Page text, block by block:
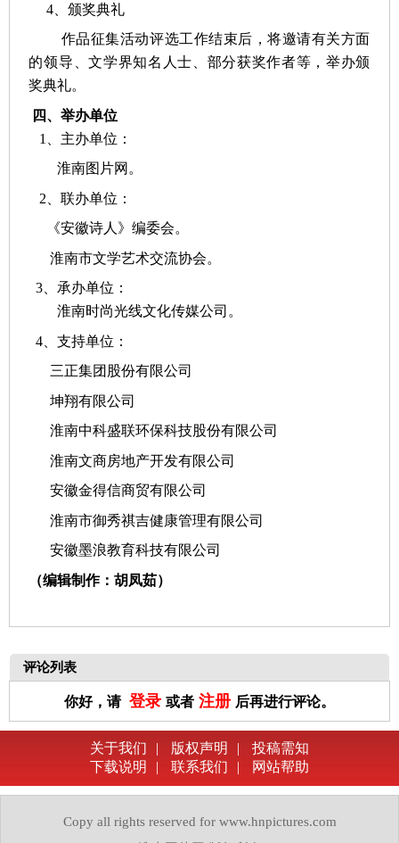
4、颁奖典礼
作品征集活动评选工作结束后，将邀请有关方面
的领导、文学界知名人士、部分获奖作者等，举办颁
奖典礼。
四、举办单位
1、主办单位：
淮南图片网。
2、联办单位：
《安徽诗人》编委会。
淮南市文学艺术交流协会。
3、承办单位：
淮南时尚光线文化传媒公司。
4、支持单位：
三正集团股份有限公司
坤翔有限公司
淮南中科盛联环保科技股份有限公司
淮南文商房地产开发有限公司
安徽金得信商贸有限公司
淮南市御秀祺吉健康管理有限公司
安徽墨浪教育科技有限公司
（编辑制作：胡凤茹）
评论列表
你好，请 登录 或者 注册 后再进行评论。
关于我们 | 版权声明 |
投稿需知
下载说明
| 联系我们 | 网站帮助
Copy all rights reserved for www.hnpictures.com